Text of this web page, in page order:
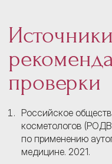
проверки
Российское
косметологов
по применению
медицине. 2021.